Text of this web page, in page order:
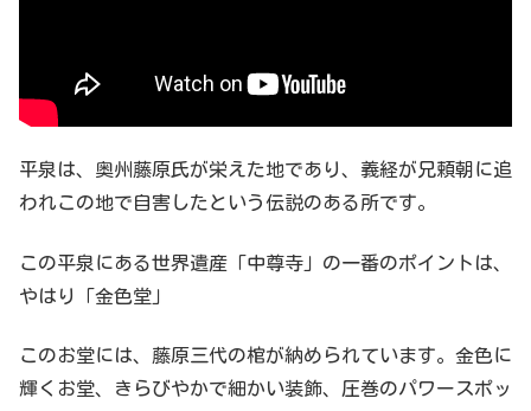
平泉は、奥州藤原氏が栄えた地であり、義経が兄頼朝に追
われこの地で自害したという伝説のある所です。
この平泉にある世界遺産「中尊寺」の一番のポイントは、
やはり「金色堂」
このお堂には、藤原三代の棺が納められています。金色に
輝くお堂、きらびやかで細かい装飾、圧巻のパワースポッ